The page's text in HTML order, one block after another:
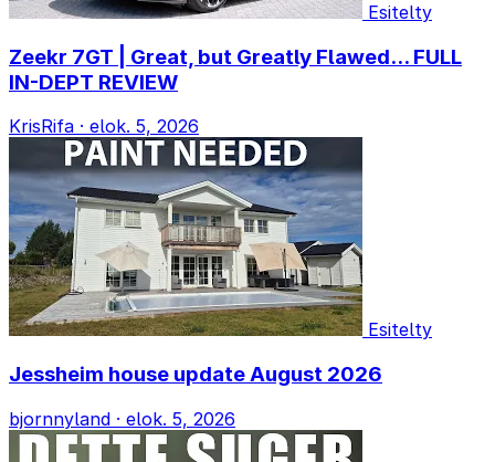
Esitelty
Zeekr 7GT | Great, but Greatly Flawed... FULL
IN-DEPT REVIEW
KrisRifa · elok. 5, 2026
Esitelty
Jessheim house update August 2026
bjornnyland · elok. 5, 2026